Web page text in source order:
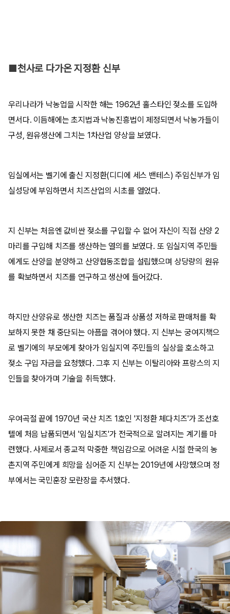
■천사로 다가온 지정환 신부
우리나라가 낙농업을 시작한 해는 1962년 홀스타인 젖소를 도입하
면서다. 이듬해에는 초지법과 낙농진흥법이 제정되면서 낙농가들이
구성, 원유생산에 그치는 1차산업 양상을 보였다.
임실에서는 벨기에 출신 지정환(디디에 세스 밴테스) 주임신부가 임
실성당에 부임하면서 치즈산업의 시초를 열었다.
지 신부는 처음엔 값비싼 젖소를 구입할 수 없어 자신이 직접 산양 2
마리를 구입해 치즈를 생산하는 열의를 보였다. 또 임실지역 주민들
에게도 산양을 분양하고 산양협동조합을 설립했으며 상당량의 원유
를 확보하면서 치즈를 연구하고 생산에 들어갔다.
하지만 산양유로 생산한 치즈는 품질과 상품성 저하로 판매처를 확
보하지 못한 채 중단되는 아픔을 겪어야 했다. 지 신부는 궁여지책으
로 벨기에의 부모에게 찾아가 임실지역 주민들의 실상을 호소하고
젖소 구입 자금을 요청했다. 그후 지 신부는 이탈리아와 프랑스의 지
인들을 찾아가며 기술을 취득했다.
우여곡절 끝에 1970년 국산 치즈 1호인 '지정환 체다치즈'가 조선호
텔에 처음 납품되면서 '임실치즈'가 전국적으로 알려지는 계기를 마
련했다. 사제로서 종교적 막중한 책임감으로 어려운 시절 한국의 농
촌지역 주민에게 희망을 심어준 지 신부는 2019년에 사망했으며 정
부에서는 국민훈장 모란장을 추서했다.